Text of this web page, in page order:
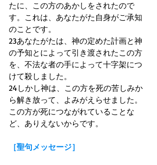
たに、この方のあかしをされたので
す。これは、あなたがた自身がご承知
のことです。
23あなたがたは、神の定めた計画と神
の予知とによって引き渡されたこの方
を、不法な者の手によって十字架につ
けて殺しました。
24しかし神は、この方を死の苦しみか
ら解き放って、よみがえらせました。
この方が死につながれていることな
ど、ありえないからです。
［聖句メッセージ］